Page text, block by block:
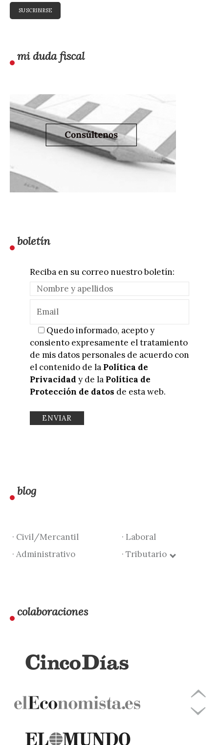
mi duda fiscal
boletín
Reciba en su correo nuestro boletín:
Quedo informado, acepto y
consiento expresamente el tratamiento
de mis datos personales de acuerdo con
el contenido de la Política de
Privacidad y de la Política de
Protección de datos de esta web.
blog
· Civil/Mercantil
· Laboral
· Administrativo
· Tributario
colaboraciones